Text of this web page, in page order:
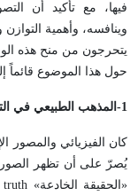
فيها، مع تأكيد أن
وينافسه، وأهمية
يتحرجون من منح هذه
حول هذا الموضوع قائماً
1-المذهب الطبيعي في
يُصرّ على أن تظهر الصور